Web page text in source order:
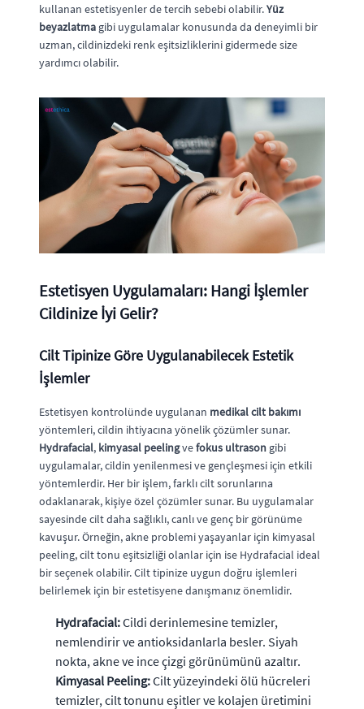
kullanan estetisyenler de tercih sebebi olabilir.Yüz
beyazlatma gibi uygulamalar konusunda da deneyimli bir
uzman, cildinizdeki renk eşitsizliklerini gidermede size
yardımcı olabilir.
Estetisyen Uygulamaları: Hangi İşlemler
Cildinize İyi Gelir?
Cilt Tipinize Göre Uygulanabilecek Estetik
İşlemler
Estetisyen kontrolünde uygulanan medikal cilt bakımı
yöntemleri, cildin ihtiyacına yönelik çözümler sunar.
Hydrafacial, kimyasal peelingvefokus ultrason gibi
uygulamalar, cildin yenilenmesi ve gençleşmesi için etkili
yöntemlerdir. Her bir işlem, farklı cilt sorunlarına
odaklanarak, kişiye özel çözümler sunar. Bu uygulamalar
sayesinde cilt daha sağlıklı, canlı ve genç bir görünüme
kavuşur. Örneğin, akne problemi yaşayanlar için kimyasal
peeling, cilt tonu eşitsizliği olanlar için ise Hydrafacial ideal
bir seçenek olabilir. Cilt tipinize uygun doğru işlemleri
belirlemek için bir estetisyene danışmanız önemlidir.
Hydrafacial:Cildi derinlemesine temizler,
nemlendirir ve antioksidanlarla besler. Siyah
nokta, akne ve ince çizgi görünümünü azaltır.
Kimyasal Peeling:Cilt yüzeyindeki ölü hücreleri
temizler, cilt tonunu eşitler ve kolajen üretimini